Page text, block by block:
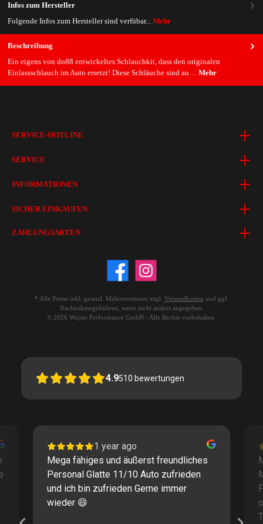
Beschreibung
Ein eigens von do88 entwickeltes Schlauchkit, dass den originalen
Einlassschlauch im Auto ersetzt! Diese Schläuche sind au… Mehr
Infos zum Hersteller
Folgende Infos zum Hersteller sind verfübar... Mehr
SERVICE-HOTLINE
SERVICE
INFORMATIONEN
SICHER EINKAUFEN
ZAHLUNGSARTEN
* Alle Preise inkl. gesetzl. Mehrwertsteuer zzgl. Versandkosten und ggf.
Nachnahmegebühren, wenn nicht anders angegeben.
© 2026 Wojsto Performance GmbH - Alle Rechte vorbehalten.
4.9510 bewertungen
1 year ago
Mega fähiges und äußerst freundliches
Personal Glatte 11/10 Auto zufrieden
und ich bin zufrieden Gerne immer
wieder 😄